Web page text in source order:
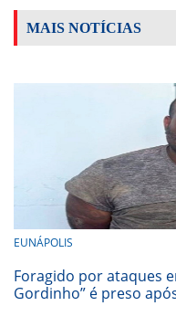
MAIS NOTÍCIAS
EUNÁPOLIS
Foragido por ataques
Gordinho” é preso